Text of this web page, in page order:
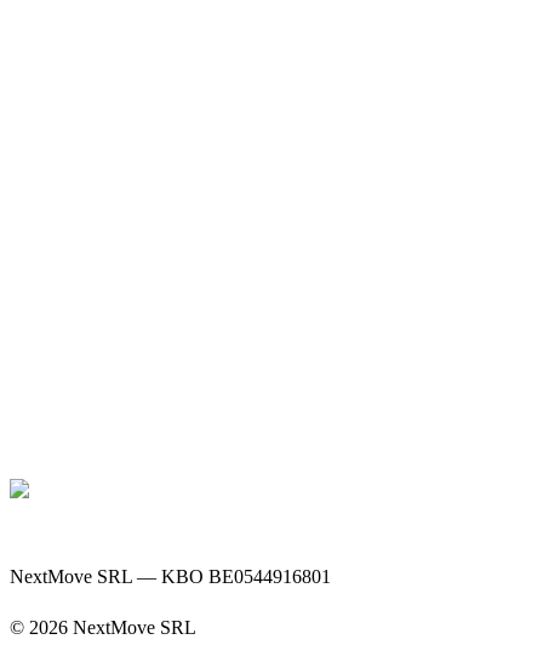
NextMove SRL — KBO BE0544916801
© 2026 NextMove SRL